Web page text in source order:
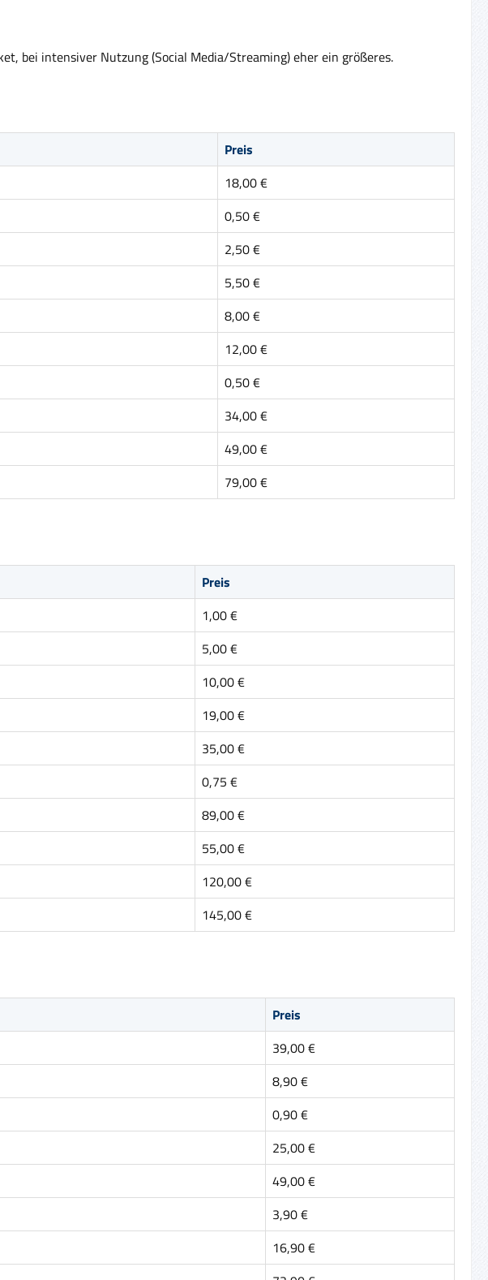
bei intensiver Nutzung (Social Media/Streaming) eher ein größeres.
Preis
18,00 €
0,50 €
2,50 €
5,50 €
8,00 €
12,00 €
0,50 €
34,00 €
49,00 €
79,00 €
Preis
1,00 €
5,00 €
10,00 €
19,00 €
35,00 €
0,75 €
89,00 €
55,00 €
120,00 €
145,00 €
Preis
39,00 €
8,90 €
0,90 €
25,00 €
49,00 €
3,90 €
16,90 €